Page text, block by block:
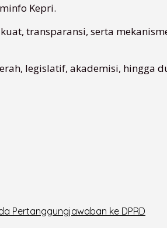
Kepri.
transparansi, serta
legislatif, akademisi, hingga
Pertanggungjawaban ke DPRD